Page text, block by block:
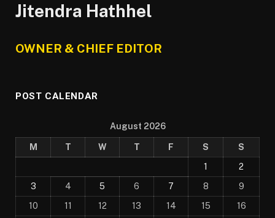
Jitendra Hathhel
OWNER & CHIEF EDITOR
POST CALENDAR
August 2026
M T W T F S
S
1
2
3
4 5 6 7 8
9
10
11 12 13 14 15
16